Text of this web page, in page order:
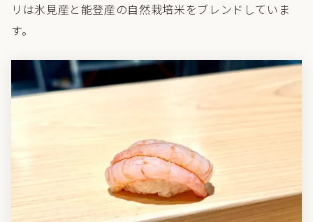
リは氷見産と能登産の自然栽培米をブレンドしていま
す。